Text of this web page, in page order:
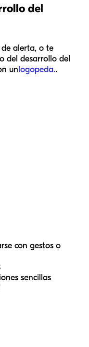
del
de alerta, o te
del desarrollo del
unlogopeda..
con gestos o
sencillas